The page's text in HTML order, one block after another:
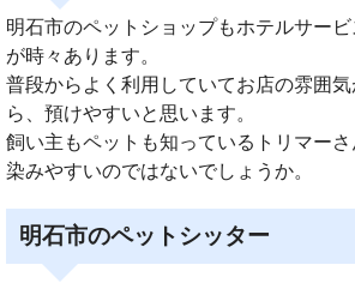
明石市のペットショップもホテルサー
が時々あります。
普段からよく利用していてお店の雰囲
ら、預けやすいと思います。
飼い主もペットも知っているトリマー
染みやすいのではないでしょうか。
明石市のペットシッター